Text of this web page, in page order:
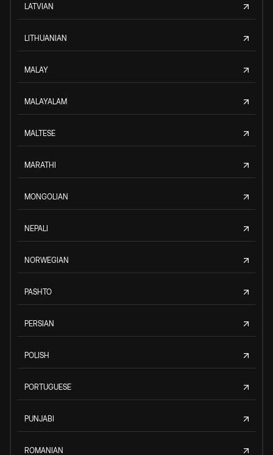
LATVIAN
LITHUANIAN
MALAY
MALAYALAM
MALTESE
MARATHI
MONGOLIAN
NEPALI
NORWEGIAN
PASHTO
PERSIAN
POLISH
PORTUGUESE
PUNJABI
ROMANIAN